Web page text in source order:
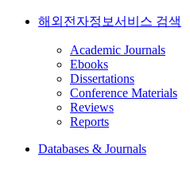
해외전자정보서비스 검색
Academic Journals
Ebooks
Dissertations
Conference Materials
Reviews
Reports
Databases & Journals